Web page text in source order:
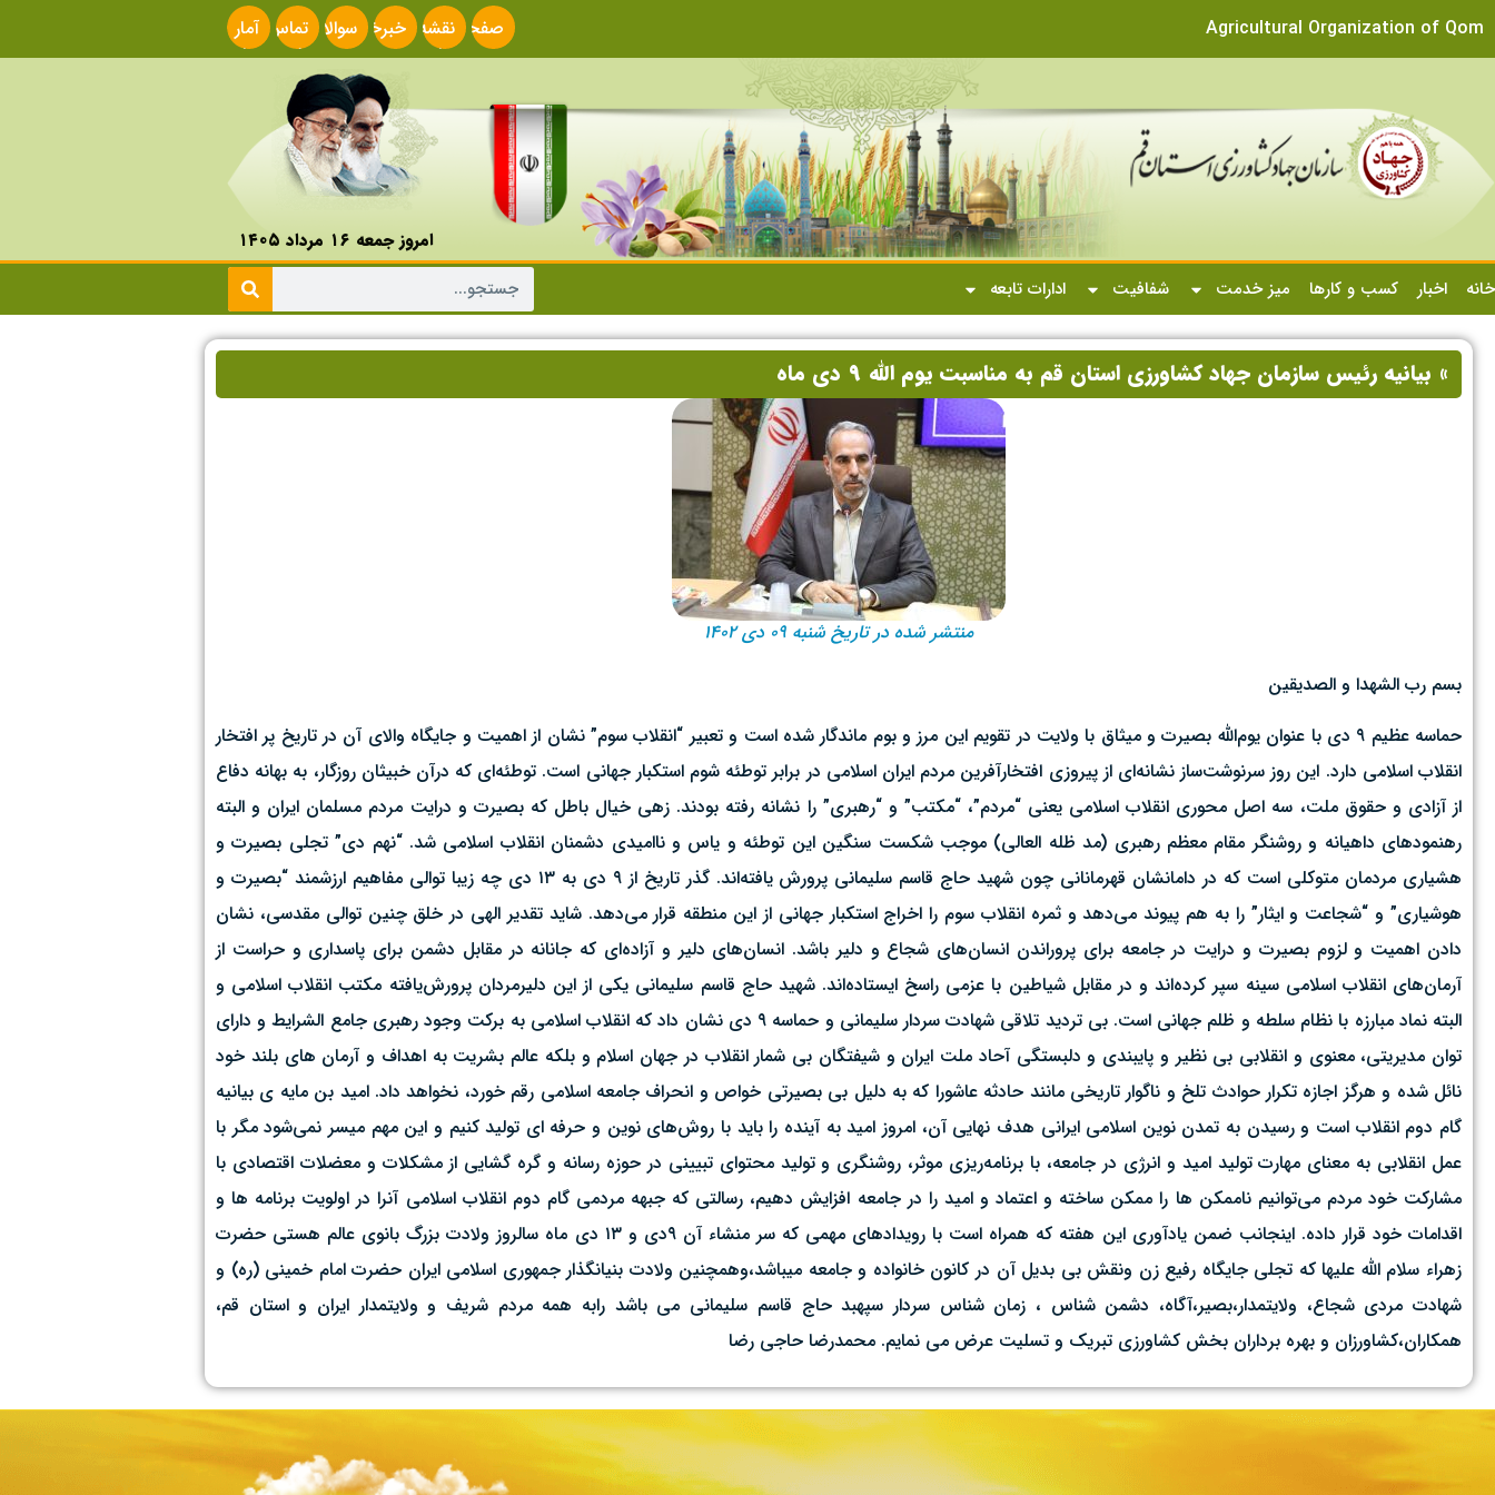
Agricultural Organization of Qom
صفحه
اصلی
نقشه
سایت
خبرخوانسوالات
متداول
تماس
با ما
آمار
سایت
امروز جمعه ۱۶ مرداد ۱۴۰۵
خانه
اخبار کسب و کارها میز خدمت شفافیت ادارات تابعه
» بیانیه رئیس سازمان جهاد کشاورزی استان قم به مناسبت یوم الله ۹ دی ماه
منتشر شده در تاریخ شنبه ۰۹ دی ۱۴۰۲
بسم رب الشهدا و الصدیقین
حماسه عظیم ۹ دی با عنوان یوم‌الله بصیرت و میثاق با ولایت در تقویم این مرز و بوم ماندگار شده است و تعبیر “انقلاب سوم” نشان از اهمیت و جایگاه والای آن در تاریخ پر افتخار
انقلاب اسلامی دارد. این روز سرنوشت‌ساز نشانه‌ای از پیروزی افتخارآفرین مردم ایران اسلامی در برابر توطئه شوم استکبار جهانی است. توطئه‌ای که درآن خبیثان روزگار، به بهانه دفاع
از آزادی و حقوق ملت، سه اصل محوری انقلاب اسلامی یعنی “مردم”، “مکتب” و “رهبری” را نشانه رفته بودند. زهی خیال باطل که بصیرت و درایت مردم مسلمان ایران و البته
رهنمودهای داهیانه و روشنگر مقام معظم رهبری (مد ظله العالی) موجب شکست سنگین این توطئه و یاس و ناامیدی دشمنان انقلاب اسلامی شد. “نهم دی” تجلی بصیرت و
هشیاری مردمان متوکلی است که در دامانشان قهرمانانی چون شهید حاج قاسم سلیمانی پرورش یافته‌اند. گذر تاریخ از ۹ دی به ۱۳ دی چه زیبا توالی مفاهیم ارزشمند “بصیرت و
هوشیاری” و “شجاعت و ایثار” را به هم پیوند می‌دهد و ثمره انقلاب سوم را اخراج استکبار جهانی از این منطقه قرار می‌دهد. شاید تقدیر الهی در خلق چنین توالی مقدسی، نشان
دادن اهمیت و لزوم بصیرت و درایت در جامعه برای پروراندن انسان‌های شجاع و دلیر باشد. انسان‌های دلیر و آزاده‌ای که جانانه در مقابل دشمن برای پاسداری و حراست از
آرمان‌های انقلاب اسلامی سینه سپر کرده‌اند و در مقابل شیاطین با عزمی راسخ ایستاده‌اند. شهید حاج قاسم سلیمانی یکی از این دلیرمردان پرورش‌یافته مکتب انقلاب اسلامی و
البته نماد مبارزه با نظام سلطه و ظلم جهانی است. بی تردید تلاقی شهادت سردار سلیمانی و حماسه ۹ دی نشان داد که انقلاب اسلامی به برکت وجود رهبری جامع الشرایط و دارای
توان مدیریتی، معنوی و انقلابی بی نظیر و پایبندی و دلبستگی آحاد ملت ایران و شیفتگان بی شمار انقلاب در جهان اسلام و بلکه عالم بشریت به اهداف و آرمان های بلند خود
نائل شده و هرگز اجازه تکرار حوادث تلخ و ناگوار تاریخی مانند حادثه عاشورا که به دلیل بی بصیرتی خواص و انحراف جامعه اسلامی رقم خورد، نخواهد داد. امید بن مایه ی بیانیه
گام دوم انقلاب است و رسیدن به تمدن نوین اسلامی ایرانی هدف نهایی آن، امروز امید به آینده را باید با روش‌های نوین و حرفه ای تولید کنیم و این مهم میسر نمی‌شود مگر با
عمل انقلابی به معنای مهارت تولید امید و انرژی در جامعه، با برنامه‌ریزی موثر، روشنگری و تولید محتوای تبیینی در حوزه رسانه و گره گشایی از مشکلات و معضلات اقتصادی با
مشارکت خود مردم می‌توانیم ناممکن ها را ممکن ساخته و اعتماد و امید را در جامعه افزایش دهیم، رسالتی که جبهه مردمی گام دوم انقلاب اسلامی آنرا در اولویت برنامه ها و
اقدامات خود قرار داده. اینجانب ضمن یادآوری این هفته که همراه است با رویدادهای مهمی که سر منشاء آن ۹دی و ۱۳ دی ماه سالروز ولادت بزرگ بانوی عالم هستی حضرت
زهراء سلام الله علیها که تجلی جایگاه رفیع زن ونقش بی بدیل آن در کانون خانواده و جامعه میباشد،وهمچنین ولادت بنیانگذار جمهوری اسلامی ایران حضرت امام خمینی (ره) و
شهادت مردی شجاع، ولایتمدار،بصیر،آگاه، دشمن شناس ، زمان شناس سردار سپهبد حاج قاسم سلیمانی می باشد رابه همه مردم شریف و ولایتمدار ایران و استان قم،
همکاران،کشاورزان و بهره برداران بخش کشاورزی تبریک و تسلیت عرض می نمایم. محمدرضا حاجی رضا